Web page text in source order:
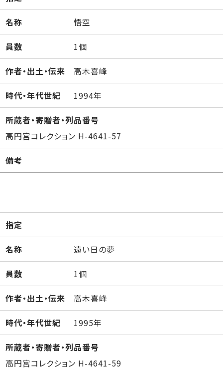
名称 悟空
員数 1個
作者・出土・伝来 高木喜峰
時代・年代世紀 1994年
所蔵者・寄贈者・列品番号
高円宮コレクション H-4641-57
備考
指定
名称 遠い日の夢
員数 1個
作者・出土・伝来 高木喜峰
時代・年代世紀 1995年
所蔵者・寄贈者・列品番号
高円宮コレクション H-4641-59